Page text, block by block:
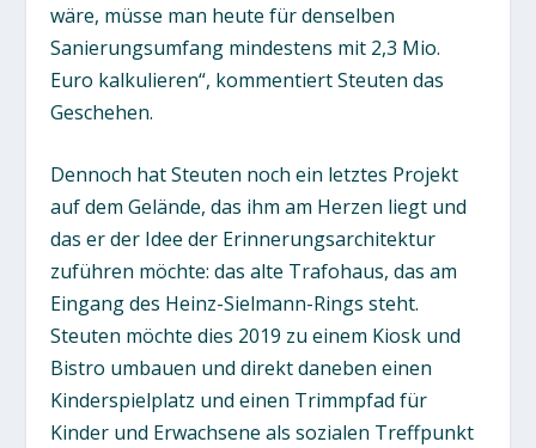
wäre, müsse man heute für denselben
Sanierungsumfang mindestens mit 2,3 Mio.
Euro kalkulieren“, kommentiert Steuten das
Geschehen.
Dennoch hat Steuten noch ein letztes Projekt
auf dem Gelände, das ihm am Herzen liegt und
das er der Idee der Erinnerungsarchitektur
zuführen möchte: das alte Trafohaus, das am
Eingang des Heinz-Sielmann-Rings steht.
Steuten möchte dies 2019 zu einem Kiosk und
Bistro umbauen und direkt daneben einen
Kinderspielplatz und einen Trimmpfad für
Kinder und Erwachsene als sozialen Treffpunkt